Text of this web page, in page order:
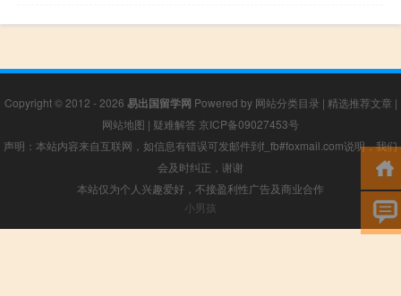
Copyright © 2012 - 2026 易出国留学网 Powered by 网站分类目录 | 精选推荐文章 |
网站地图 | 疑难解答 京ICP备09027453号
声明：本站内容来自互联网，如信息有错误可发邮件到f_fb#foxmail.com说明，我们
会及时纠正，谢谢
本站仅为个人兴趣爱好，不接盈利性广告及商业合作
小男孩